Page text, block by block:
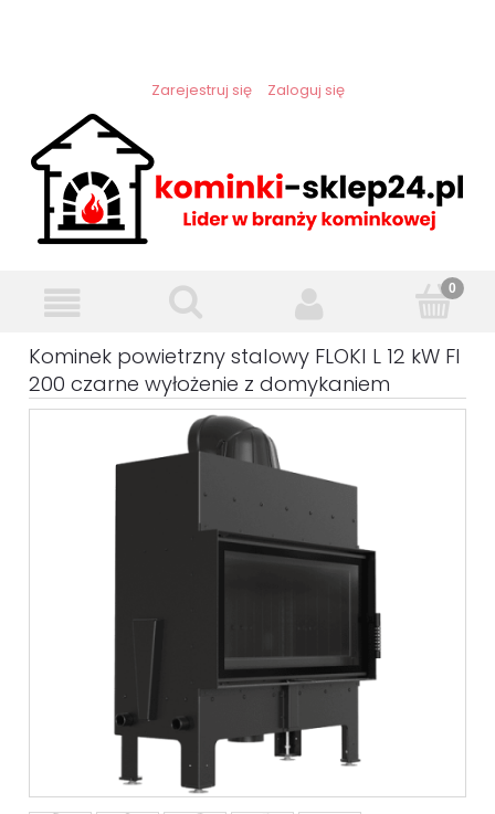
Zarejestruj się Zaloguj się
Kominek powietrzny stalowy FLOKI L 12 kW FI
200 czarne wyłożenie z domykaniem